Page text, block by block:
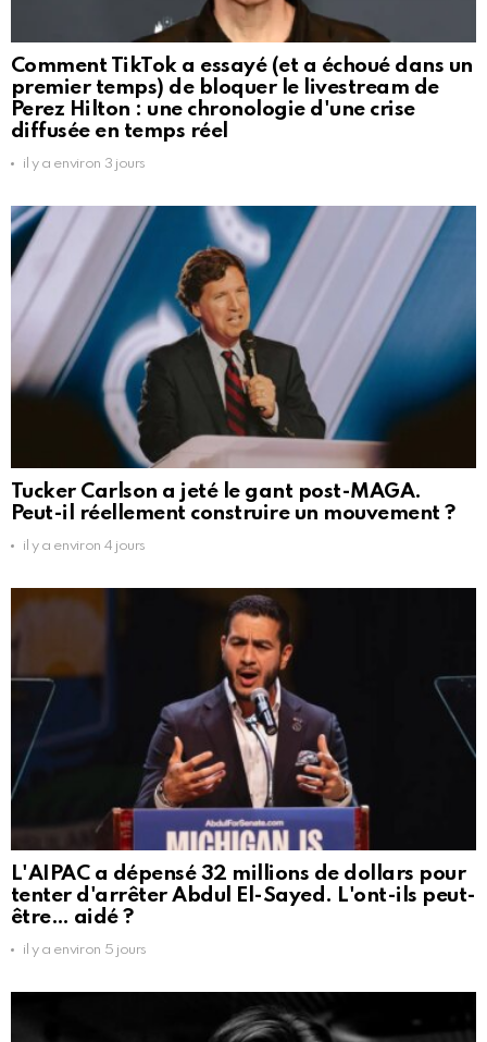
Comment TikTok a essayé (et a échoué dans un
premier temps) de bloquer le livestream de
Perez Hilton : une chronologie d'une crise
diffusée en temps réel
il y a environ 3 jours
Tucker Carlson a jeté le gant post-MAGA.
Peut-il réellement construire un mouvement ?
il y a environ 4 jours
L'AIPAC a dépensé 32 millions de dollars pour
tenter d'arrêter Abdul El-Sayed. L'ont-ils peut-
être… aidé ?
il y a environ 5 jours